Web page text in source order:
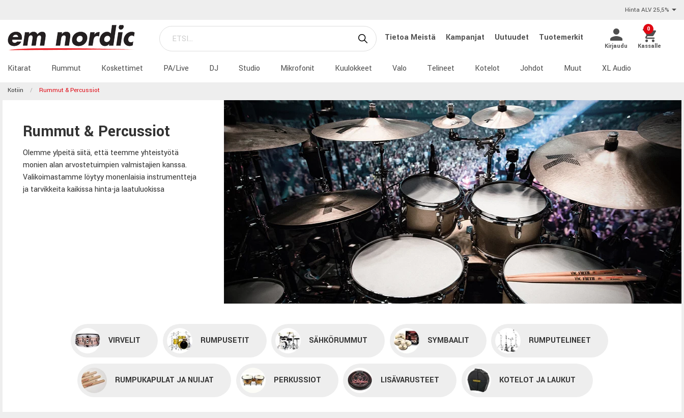
Hinta ALV 25,5%
Tietoa Meistä Kampanjat Uutuudet Tuotemerkit
Kirjaudu
0
Kassalle
Kitarat Rummut Koskettimet PA/Live DJ Studio Mikrofonit Kuulokkeet Valo Telineet Kotelot Johdot Muut XL Audio
Kotiin Rummut & Percussiot
Rummut & Percussiot
Olemme ylpeitä siitä, että teemme yhteistyötä
monien alan arvostetuimpien valmistajien kanssa.
Valikoimastamme löytyy monenlaisia instrumentteja
ja tarvikkeita kaikissa hinta-ja laatuluokissa
VIRVELIT RUMPUSETIT SÄHKÖRUMMUT SYMBAALIT RUMPUTELINEET
RUMPUKAPULAT JA NUIJAT PERKUSSIOT LISÄVARUSTEET KOTELOT JA LAUKUT